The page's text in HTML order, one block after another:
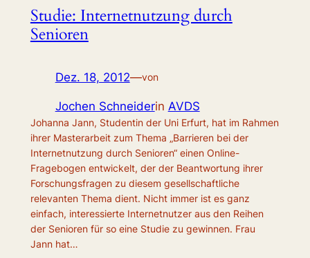
Studie: Internetnutzung durch
Senioren
Dez. 18, 2012—von
Jochen Schneiderin AVDS
Johanna Jann, Studentin der Uni Erfurt, hat im Rahmen
ihrer Masterarbeit zum Thema „Barrieren bei der
Internetnutzung durch Senioren“ einen Online-
Fragebogen entwickelt, der der Beantwortung ihrer
Forschungsfragen zu diesem gesellschaftliche
relevanten Thema dient. Nicht immer ist es ganz
einfach, interessierte Internetnutzer aus den Reihen
der Senioren für so eine Studie zu gewinnen. Frau
Jann hat…